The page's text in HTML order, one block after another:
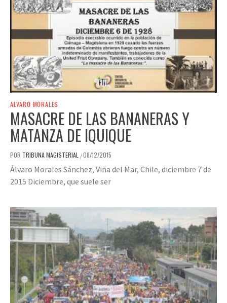
ALVARO MORALES
MASACRE DE LAS BANANERAS Y
MATANZA DE IQUIQUE
POR TRIBUNA MAGISTERIAL /08/12/2015
Álvaro Morales Sánchez, Viña del Mar, Chile, diciembre 7 de
2015 Diciembre, que suele ser